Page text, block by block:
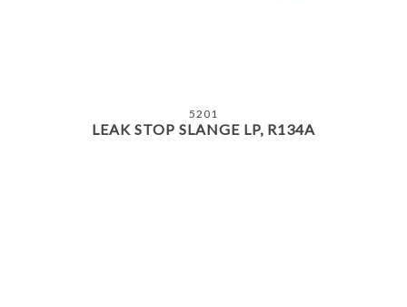
5201
LEAK STOP SLANGE LP, R134A